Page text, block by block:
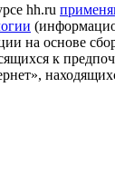
hh.ru
на основе
к